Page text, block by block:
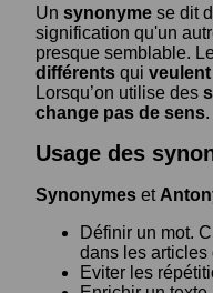
Un synonyme se dit
signification qu'un
presque semblable.
différents qui
Lorsqu’on utilise des
change pas de sens.
Usage des
Synonymes et
Définir un mot.
dans les articles
Eviter les